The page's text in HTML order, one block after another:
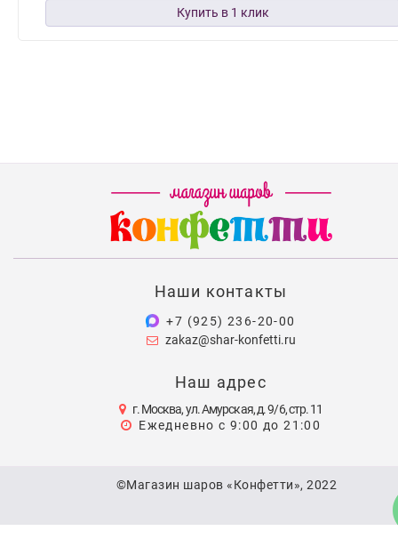
Наши контакты
+7 (925) 236-20-00
zakaz@shar-konfetti.ru
Наш адрес
г. Москва, ул. Амурская, д. 9/6, стр. 11
Ежедневно с 9:00 до 21:00
©Магазин шаров «Конфетти», 2022